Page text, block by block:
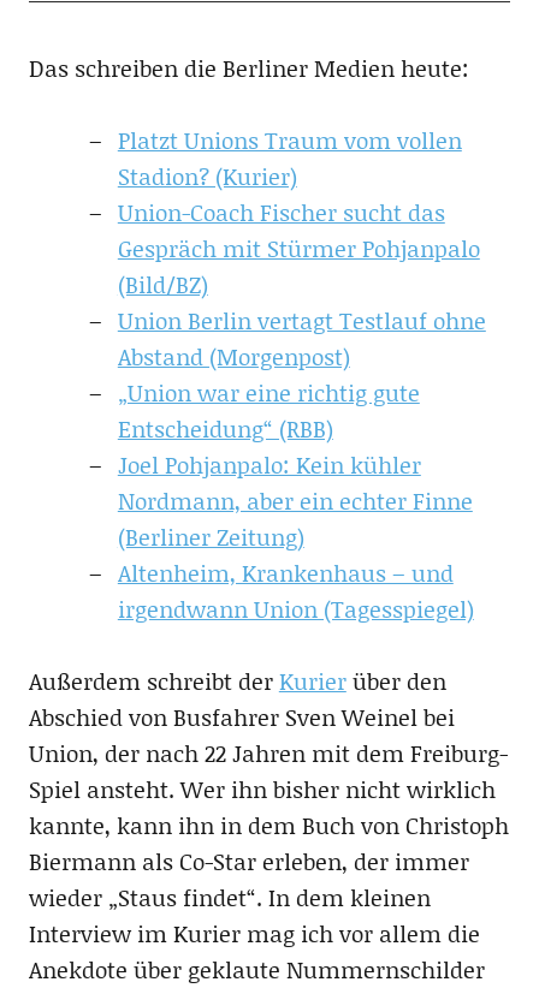
Das schreiben die Berliner Medien heute:
Platzt Unions Traum vom vollen
Stadion? (Kurier)
Union-Coach Fischer sucht das
Gespräch mit Stürmer Pohjanpalo
(Bild/BZ)
Union Berlin vertagt Testlauf ohne
Abstand (Morgenpost)
„Union war eine richtig gute
Entscheidung“ (RBB)
Joel Pohjanpalo: Kein kühler
Nordmann, aber ein echter Finne
(Berliner Zeitung)
Altenheim, Krankenhaus – und
irgendwann Union (Tagesspiegel)
Außerdem schreibt derKurierüber den
Abschied von Busfahrer Sven Weinel bei
Union, der nach 22 Jahren mit dem Freiburg-
Spiel ansteht. Wer ihn bisher nicht wirklich
kannte, kann ihn in dem Buch von Christoph
Biermann als Co-Star erleben, der immer
wieder „Staus findet“. In dem kleinen
Interview im Kurier mag ich vor allem die
Anekdote über geklaute Nummernschilder